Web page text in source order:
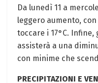
Da lunedì 11 a
leggero aumento,
toccare i 17°C. Infine,
assisterà a una
con minime che
PRECIPITAZIONI E